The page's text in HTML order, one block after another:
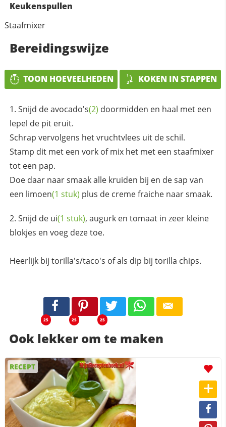
Keukenspullen
Staafmixer
Bereidingswijze
TOON HOEVEELHEDEN KOKEN IN STAPPEN
Snijd deavocado's(2) doormidden en haal met een
lepel de pit eruit.
Schrap vervolgens het vruchtvlees uit de schil.
Stamp dit met een vork of mix het met een staafmixer
tot een pap.
Doe daar naar smaak alle kruiden bij en de sap van
een limoen(1 stuk) plus de creme fraiche naar smaak.
Snijd de ui(1 stuk), augurk en tomaat in zeer kleine
blokjes en voeg deze toe.
Heerlijk bij torilla's/taco's of als dip bij torilla chips.
25 25 25
Ook lekker om te maken
RECEPT